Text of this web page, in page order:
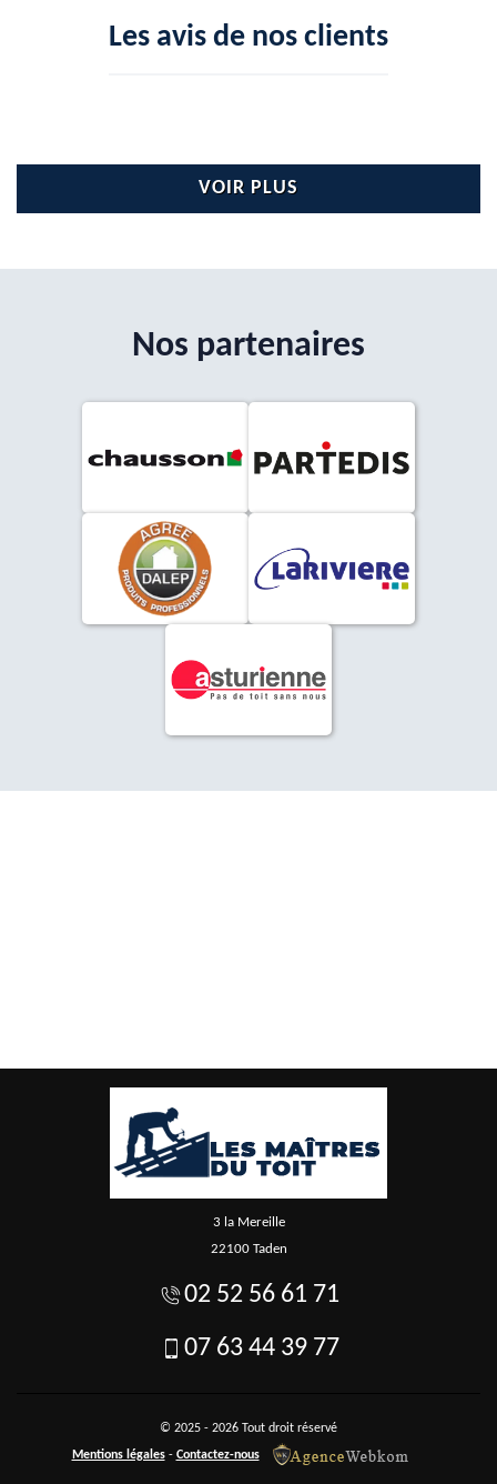
Les avis de nos clients
VOIR PLUS
Nos partenaires
3 la Mereille
22100 Taden
02 52 56 61 71
07 63 44 39 77
© 2025 - 2026 Tout droit réservé
Mentions légales- Contactez-nous